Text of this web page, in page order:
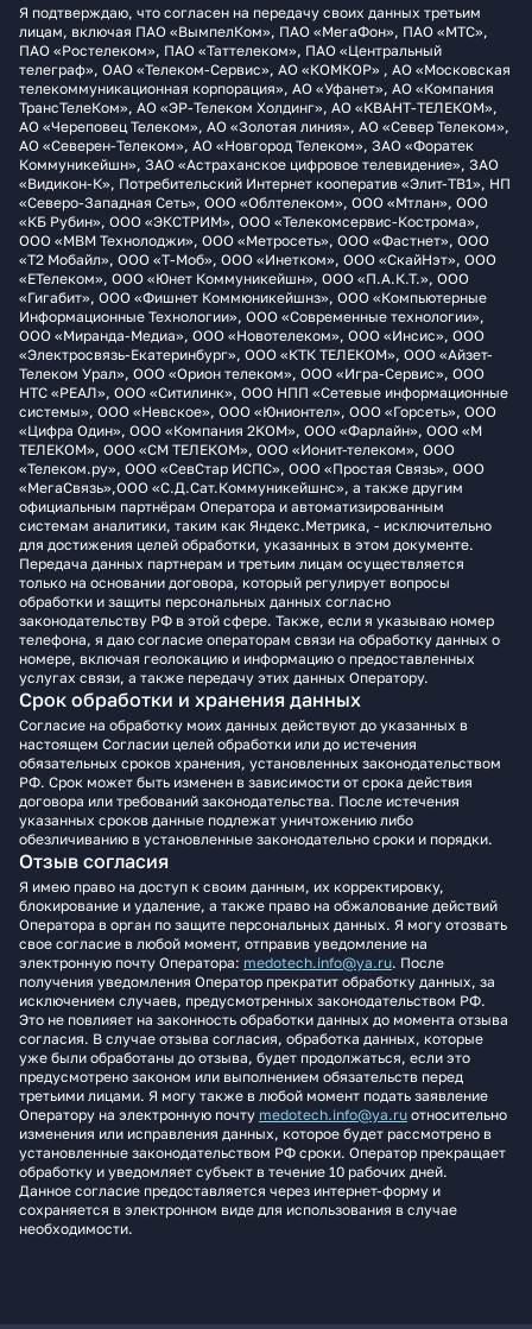
Я подтверждаю, что согласен на передачу своих данных третьим
лицам, включая ПАО «ВымпелКом», ПАО «МегаФон», ПАО «МТС»,
ПАО «Ростелеком», ПАО «Таттелеком», ПАО «Центральный
телеграф», ОАО «Телеком-Сервис», АО «КОМКОР» , АО «Московская
телекоммуникационная корпорация», АО «Уфанет», АО «Компания
ТрансТелеКом», АО «ЭР-Телеком Холдинг», АО «КВАНТ-ТЕЛЕКОМ»,
АО «Череповец Телеком», АО «Золотая линия», АО «Север Телеком»,
АО «Северен-Телеком», АО «Новгород Телеком», ЗАО «Форатек
Коммуникейшн», ЗАО «Астраханское цифровое телевидение», ЗАО
«Видикон-К», Потребительский Интернет кооператив «Элит-ТВ1», НП
«Северо-Западная Сеть», ООО «Облтелеком», ООО «Мтлан», ООО
«КБ Рубин», ООО «ЭКСТРИМ», ООО «Телекомсервис-Кострома»,
ООО «МВМ Технолоджи», ООО «Метросеть», ООО «Фастнет», ООО
«Т2 Мобайл», ООО «Т‑Моб», ООО «Инетком», ООО «СкайНэт», ООО
«ЕТелеком», ООО «Юнет Коммуникейшн», ООО «П.А.К.Т.», ООО
«Гигабит», ООО «Фишнет Коммюникейшнз», ООО «Компьютерные
Информационные Технологии», ООО «Современные технологии»,
ООО «Миранда-Медиа», ООО «Новотелеком», ООО «Инсис», ООО
«Электросвязь-Екатеринбург», ООО «КТК ТЕЛЕКОМ», ООО «Айзет-
Телеком Урал», ООО «Орион телеком», ООО «Игра-Сервис», ООО
НТС «РЕАЛ», ООО «Ситилинк», ООО НПП «Сетевые информационные
системы», ООО «Невское», ООО «Юнионтел», ООО «Горсеть», ООО
«Цифра Один», ООО «Компания 2КОМ», ООО «Фарлайн», ООО «М
ТЕЛЕКОМ», ООО «СМ ТЕЛЕКОМ», ООО «Ионит-телеком», ООО
«Телеком.ру», ООО «СевСтар ИСПС», ООО «Простая Связь», ООО
«МегаСвязь»,ООО «С.Д.Сат.Коммуникейшнс», а также другим
официальным партнёрам Оператора и автоматизированным
системам аналитики, таким как Яндекс.Метрика, - исключительно
для достижения целей обработки, указанных в этом документе.
Передача данных партнерам и третьим лицам осуществляется
только на основании договора, который регулирует вопросы
обработки и защиты персональных данных согласно
законодательству РФ в этой сфере. Также, если я указываю номер
телефона, я даю согласие операторам связи на обработку данных о
номере, включая геолокацию и информацию о предоставленных
услугах связи, а также передачу этих данных Оператору.
Срок обработки и хранения данных
Согласие на обработку моих данных действуют до указанных в
настоящем Согласии целей обработки или до истечения
обязательных сроков хранения, установленных законодательством
РФ. Срок может быть изменен в зависимости от срока действия
договора или требований законодательства. После истечения
указанных сроков данные подлежат уничтожению либо
обезличиванию в установленные законодательно сроки и порядки.
Отзыв согласия
Я имею право на доступ к своим данным, их корректировку,
блокирование и удаление, а также право на обжалование действий
Оператора в орган по защите персональных данных. Я могу отозвать
свое согласие в любой момент, отправив уведомление на
электронную почту Оператора: medotech.info@ya.ru. После
получения уведомления Оператор прекратит обработку данных, за
исключением случаев, предусмотренных законодательством РФ.
Это не повлияет на законность обработки данных до момента отзыва
согласия. В случае отзыва согласия, обработка данных, которые
уже были обработаны до отзыва, будет продолжаться, если это
предусмотрено законом или выполнением обязательств перед
третьими лицами. Я могу также в любой момент подать заявление
Оператору на электронную почту medotech.info@ya.ru относительно
изменения или исправления данных, которое будет рассмотрено в
установленные законодательством РФ сроки. Оператор прекращает
обработку и уведомляет субъект в течение 10 рабочих дней.
Данное согласие предоставляется через интернет-форму и
сохраняется в электронном виде для использования в случае
необходимости.